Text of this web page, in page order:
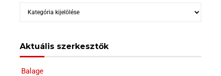
Kategóriák
Aktuális szerkesztők
Balage